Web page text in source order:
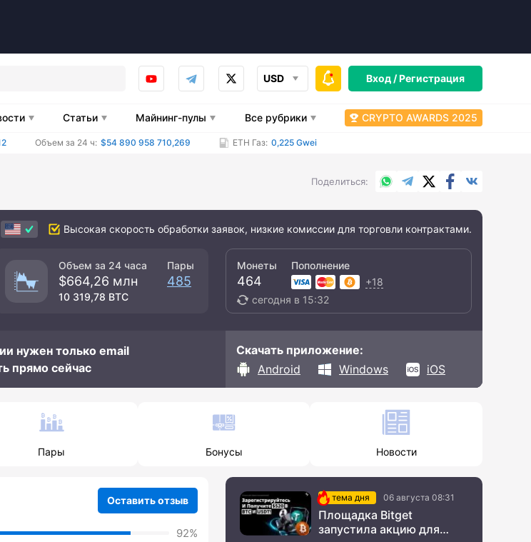
USD Вход /Регистрация
Статьи Майнинг-пулы Все рубрики CRYPTO AWARDS 2025
Объем за 24 ч: $54 890 958 710,269 ETH Газ: 0,225 Gwei
Поделиться WhatsApp
TelegramX.comFacebook
Высокая скорость обработки заявок, низкие комиссии для торговли контрактами.
Объем за 24 часа
$664,26 млн
10 319,78 BTC
Пары
485
Монеты
464
Пополнение
+18
сегодня в 15:32
нужен только email
прямо сейчас
Скачать приложение:
Android
Windows iOS
Пары Бонусы Новости
Оставить отзыв
92%
тема дня 06 августа 08:31
Площадка Bitget
запустила акцию для